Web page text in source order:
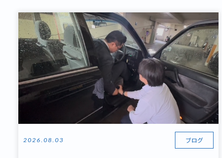
2026.08.03 ブログ